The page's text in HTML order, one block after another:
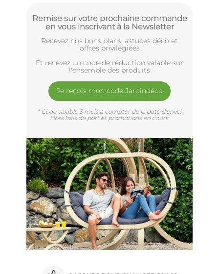
Remise sur votre prochaine commande
en vous inscrivant à la Newsletter
Recevez nos bons plans, astuces déco et
offres privilègiées
Et recevez un code de réduction valable sur
l'ensemble des produits
Je reçois mon code Jardindéco
* Code valable 3 mois à compter de la date d'envoi.
Hors frais de port et promotions en cours.